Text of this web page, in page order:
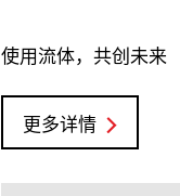
使用流体，共创未来
更多详情